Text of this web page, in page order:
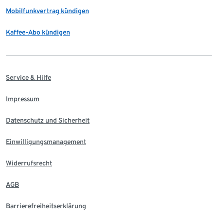
Mobilfunkvertrag kündigen
Kaffee-Abo kündigen
Service & Hilfe
Impressum
Datenschutz und Sicherheit
Einwilligungsmanagement
Widerrufsrecht
AGB
Barrierefreiheitserklärung